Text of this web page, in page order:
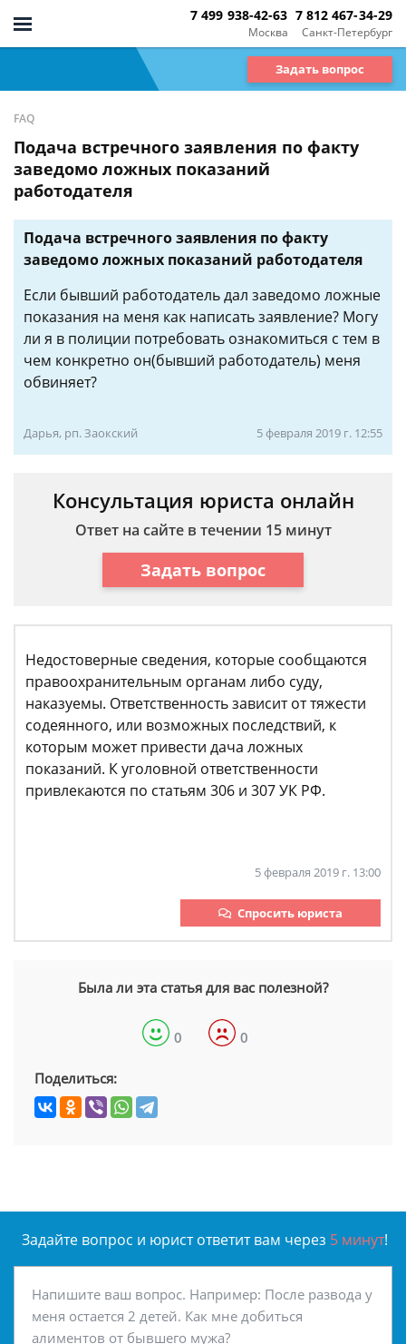
Москва
7 499 938-42-63
Санкт-Петербург
7 812 467-34-29
Задать вопрос
FAQ
Подача встречного заявления по факту
заведомо ложных показаний
работодателя
Подача встречного заявления по факту
заведомо ложных показаний работодателя
Если бывший работодатель дал заведомо ложные
показания на меня как написать заявление? Могу
ли я в полиции потребовать ознакомиться с тем в
чем конкретно он(бывший работодатель) меня
обвиняет?
Дарья, рп. Заокский 5 февраля 2019 г. 12:55
Консультация юриста онлайн
Ответ на сайте в течении 15 минут
Задать вопрос
Недостоверные сведения, которые сообщаются
правоохранительным органам либо суду,
наказуемы. Ответственность зависит от тяжести
содеянного, или возможных последствий, к
которым может привести дача ложных
показаний. К уголовной ответственности
привлекаются по статьям 306 и 307 УК РФ.
5 февраля 2019 г. 13:00
Спросить юриста
Была ли эта статья для вас полезной?
0 0
Поделиться:
Задайте вопрос и юрист ответит вам через 5 минут!